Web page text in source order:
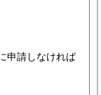
申請しなければ